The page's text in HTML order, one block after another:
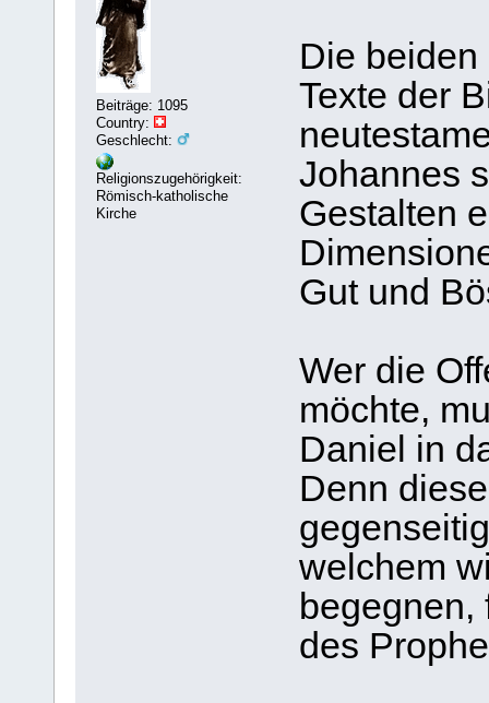
Beiträge: 1095
Country:
Geschlecht:
Religionszugehörigkeit:
Römisch-katholische
Kirche
Die
Texte der
Johannes
Gestalten
Gut und
Wer die
möchte,
Daniel in
Denn
welchem
des